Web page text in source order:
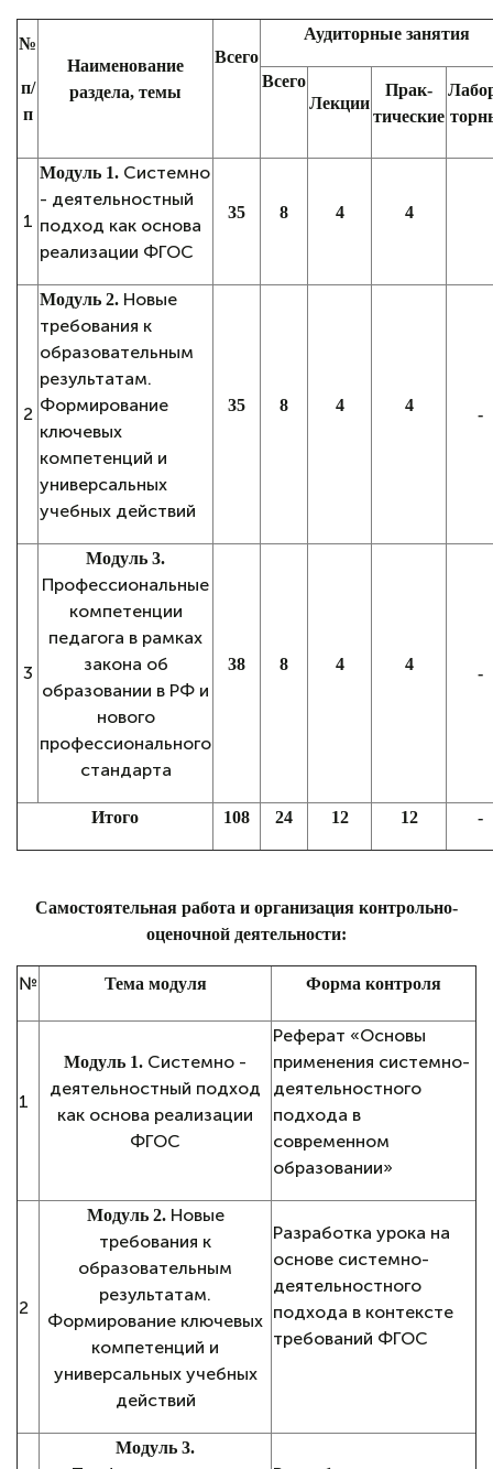
№
п/
п
Наименование
раздела, темы
Всего
Аудиторные занятия
Всего
Лекции
Прак-
тические
1
Модуль 1. Системно
- деятельностный
подход как основа
реализации ФГОС
35 8 4 4
2
Модуль 2. Новые
требования к
образовательным
результатам.
Формирование
ключевых
компетенций и
универсальных
учебных действий
35 8 4 4 -
3
Модуль 3.
Профессиональные
компетенции
педагога в рамках
закона об
образовании в РФ и
нового
профессионального
стандарта
38 8 4 4 -
Итого 108 24 12 12 -
Самостоятельная работа и организация контрольно-
оценочной деятельности:
№ Тема модуля Форма контроля
1
Модуль 1. Системно -
деятельностный подход
как основа реализации
ФГОС
Реферат «Основы
применения системно-
деятельностного
подхода в
современном
образовании»
2
Модуль 2. Новые
требования к
образовательным
результатам.
Формирование ключевых
компетенций и
универсальных учебных
действий
Разработка урока на
основе системно-
деятельностного
подхода в контексте
требований ФГОС
Модуль 3.